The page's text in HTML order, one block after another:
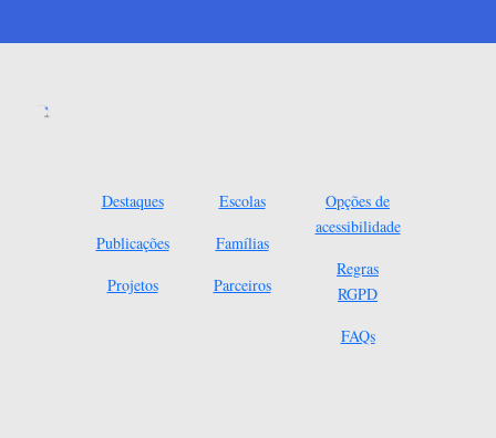
Destaques
Publicações
Projetos
Escolas
Famílias
Parceiros
Opções de
acessibilidade
Regras
RGPD
FAQs